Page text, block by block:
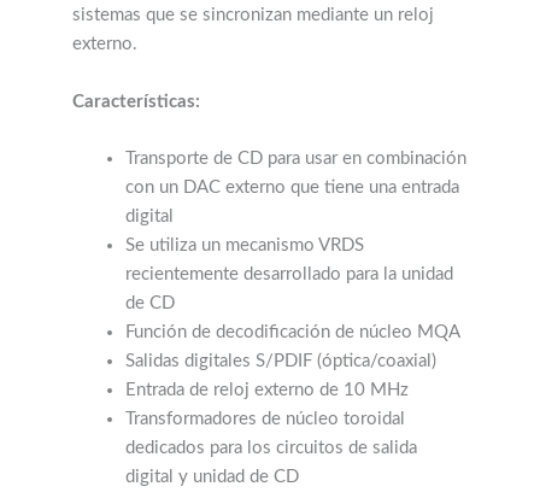
sistemas que se sincronizan mediante un reloj
externo.
Características:
Transporte de CD para usar en combinación
con un DAC externo que tiene una entrada
digital
Se utiliza un mecanismo VRDS
recientemente desarrollado para la unidad
de CD
Función de decodificación de núcleo MQA
Salidas digitales S/PDIF (óptica/coaxial)
Entrada de reloj externo de 10 MHz
Transformadores de núcleo toroidal
dedicados para los circuitos de salida
digital y unidad de CD